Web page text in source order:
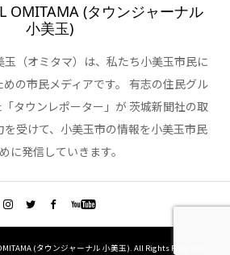
OMITAMA (タウンジャーナル
小美玉)
玉（オミタマ）は、私たち小美玉市民に
の市民メディアです。 有志の住民グル
タウンレポーター」が 茨城新聞社の取
受けて、小美玉市の情報を小美玉市民
に発信していきます。
(タウンジャーナル 小美玉). All Rights Reserved.